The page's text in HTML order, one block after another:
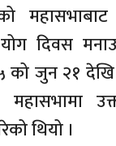
दिवस
जुन २१ देखि
थियो ।